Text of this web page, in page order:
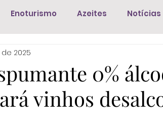
Enoturismo Azeites Notícias
0%
vinhos
de 2025